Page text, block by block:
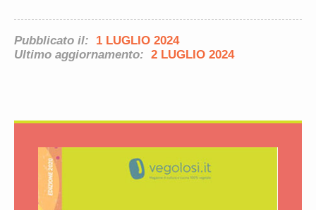
Pubblicato il:
1 LUGLIO 2024
Ultimo aggiornamento: 2 LUGLIO 2024